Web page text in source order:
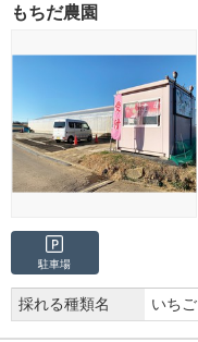
もちだ農園
駐車場
採れる種類名 いちご